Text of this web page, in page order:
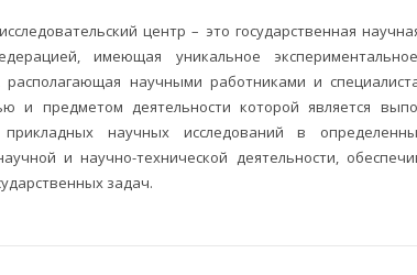
центр – это государственная
имеющая уникальное
располагающая научными работниками и
и предметом деятельности которой является
научных исследований в
и научно-технической деятельности,
задач.